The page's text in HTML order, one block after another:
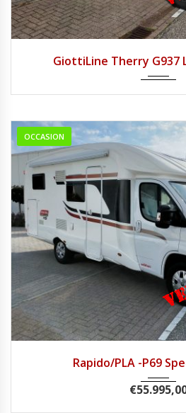
GiottiLine Therry G937
OCCASION
Rapido/PLA -P69
€